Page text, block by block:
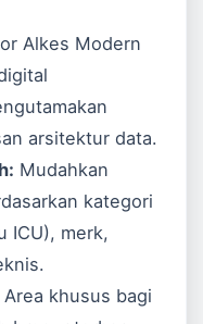
Alkes Modern
arsitektur data.
Mudahkan
kategori
ICU), merk,
Area khusus bagi